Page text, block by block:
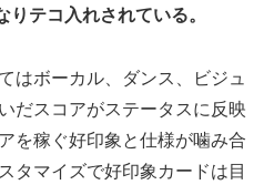
テコ入れされている。
はボーカル、ダンス、ビジュ
だスコアがステータスに反映
を稼ぐ好印象と仕様が噛み合
タマイズで好印象カードは目